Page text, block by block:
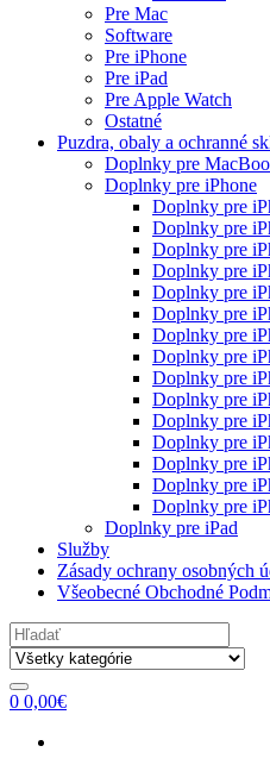
Pre Mac
Software
Pre iPhone
Pre iPad
Pre Apple Watch
Ostatné
Puzdra, obaly a ochranné
Doplnky pre
Doplnky pre iPhone
Doplnky pre
Doplnky pre
Doplnky pre
Doplnky pre
Doplnky pre
Doplnky pre
Doplnky pre
Doplnky pre
Doplnky pre
Doplnky pre
Doplnky pre
Doplnky pre
Doplnky pre
Doplnky pre
Doplnky pre
Doplnky pre iPad
Služby
Zásady ochrany osobných
Všeobecné Obchodné
Search
for:
0 0,00€